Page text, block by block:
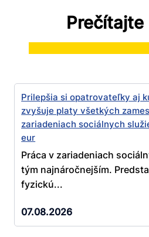
Prilepšia si opatrovateľky aj
zvyšuje platy všetkých
zariadeniach sociálnych
eur
Práca v zariadeniach
tým najnáročnejším.
fyzickú...
07.08.2026